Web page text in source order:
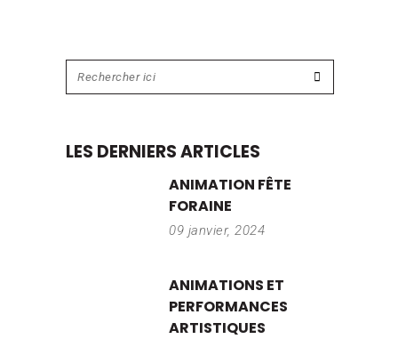
LES DERNIERS ARTICLES
ANIMATION FÊTE
FORAINE
09 janvier, 2024
ANIMATIONS ET
PERFORMANCES
ARTISTIQUES